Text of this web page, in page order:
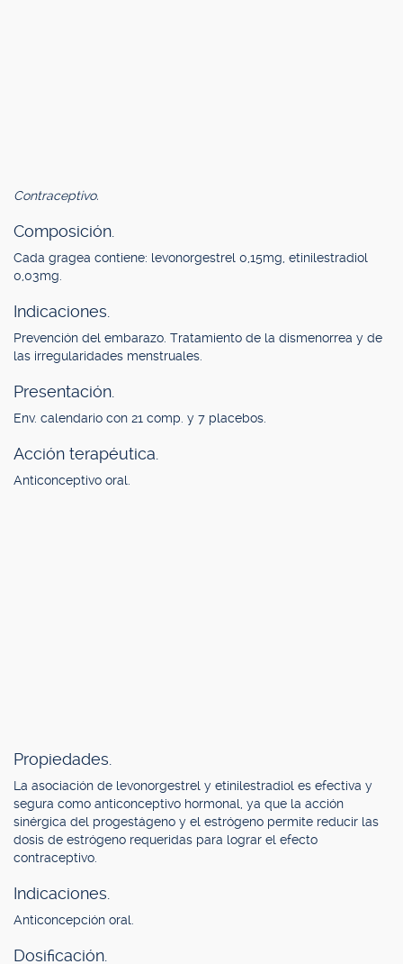
Contraceptivo.
Composición.
Cada gragea contiene: levonorgestrel 0,15mg, etinilestradiol
0,03mg.
Indicaciones.
Prevención del embarazo. Tratamiento de la dismenorrea y de
las irregularidades menstruales.
Presentación.
Env. calendario con 21 comp. y 7 placebos.
Acción terapéutica.
Anticonceptivo oral.
Propiedades.
La asociación de levonorgestrel y etinilestradiol es efectiva y
segura como anticonceptivo hormonal, ya que la acción
sinérgica del progestágeno y el estrógeno permite reducir las
dosis de estrógeno requeridas para lograr el efecto
contraceptivo.
Indicaciones.
Anticoncepción oral.
Dosificación.